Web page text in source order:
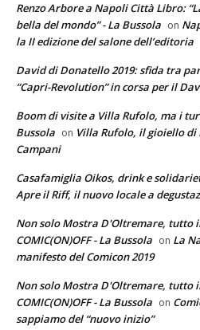
Renzo Arbore a Napoli Città Libro:
bella del mondo” - La Bussola on
la II edizione del salone dell’editoria
David di Donatello 2019: sfida tra
“Capri-Revolution” in corsa per il
Boom di visite a Villa Rufolo, ma i
Bussola on Villa Rufolo, il gioiello
Campani
Casafamiglia Oikos, drink e
Apre il Riff, il nuovo locale a
Non solo Mostra D'Oltremare, tutto
COMIC(ON)OFF - La Bussola on La
manifesto del Comicon 2019
Non solo Mostra D'Oltremare, tutto
COMIC(ON)OFF - La Bussola on
sappiamo del “nuovo inizio”